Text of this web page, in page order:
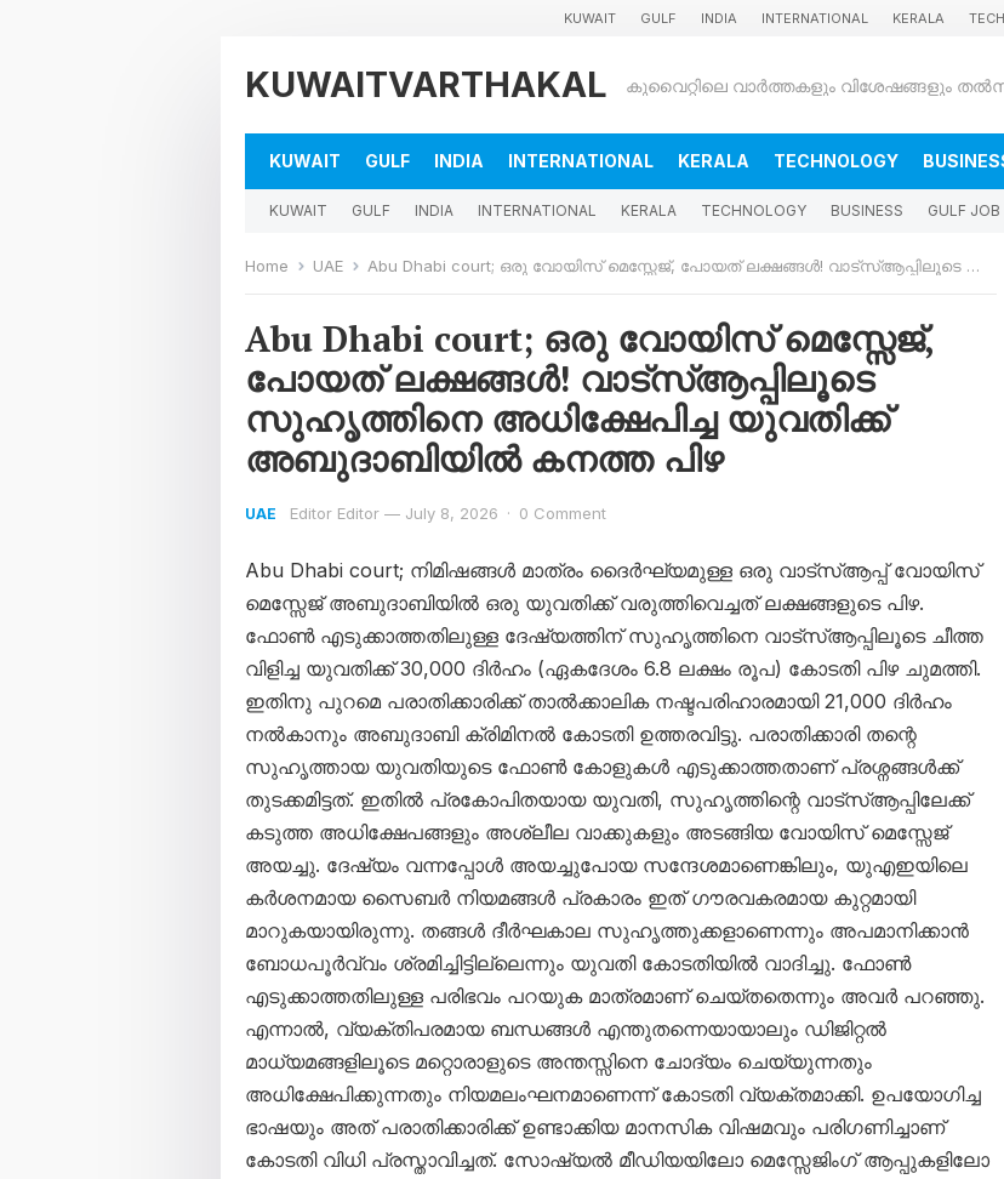
KUWAIT GULF INDIA INTERNATIONAL KERALA
KUWAITVARTHAKAL
KUWAIT GULF INDIA INTERNATIONAL KERALA TECHNOLOGY
KUWAIT GULF INDIA INTERNATIONAL KERALA TECHNOLOGY BUSINESS GULF JOB
Home UAE Abu Dhabi court; ഒരു വോയിസ് മെസ്സേജ്, പോയത് ലക്ഷങ്ങൾ! വാട്സ്ആപ്പിലൂടെ സുഹൃത്തിനെ അധിക്ഷേപിച്ച യുവതിക്ക് അബുദാബിയിൽ കനത്ത പിഴ
Abu Dhabi court; ഒരു വോയിസ് മെസ്സേജ്,
പോയത് ലക്ഷങ്ങൾ! വാട്സ്ആപ്പിലൂടെ
സുഹൃത്തിനെ അധിക്ഷേപിച്ച യുവതിക്ക്
അബുദാബിയിൽ കനത്ത പിഴ
UAE Editor Editor — July 8, 2026 · 0 Comment
Abu Dhabi court; നിമിഷങ്ങൾ മാത്രം ദൈർഘ്യമുള്ള ഒരു വാട്സ്ആപ്പ് വോയിസ്
മെസ്സേജ് അബുദാബിയിൽ ഒരു യുവതിക്ക് വരുത്തിവെച്ചത് ലക്ഷങ്ങളുടെ പിഴ.
ഫോൺ എടുക്കാത്തതിലുള്ള ദേഷ്യത്തിന് സുഹൃത്തിനെ വാട്സ്ആപ്പിലൂടെ ചീത്ത
വിളിച്ച യുവതിക്ക് 30,000 ദിർഹം (ഏകദേശം 6.8 ലക്ഷം രൂപ) കോടതി പിഴ ചുമത്തി.
ഇതിനു പുറമെ പരാതിക്കാരിക്ക് താൽക്കാലിക നഷ്ടപരിഹാരമായി 21,000 ദിർഹം
നൽകാനും അബുദാബി ക്രിമിനൽ കോടതി ഉത്തരവിട്ടു. പരാതിക്കാരി തന്റെ
സുഹൃത്തായ യുവതിയുടെ ഫോൺ കോളുകൾ എടുക്കാത്തതാണ് പ്രശ്നങ്ങൾക്ക്
തുടക്കമിട്ടത്. ഇതിൽ പ്രകോപിതയായ യുവതി, സുഹൃത്തിന്റെ വാട്സ്ആപ്പിലേക്ക്
കടുത്ത അധിക്ഷേപങ്ങളും അശ്ലീല വാക്കുകളും അടങ്ങിയ വോയിസ് മെസ്സേജ്
അയച്ചു. ദേഷ്യം വന്നപ്പോൾ അയച്ചുപോയ സന്ദേശമാണെങ്കിലും, യുഎഇയിലെ
കർശനമായ സൈബർ നിയമങ്ങൾ പ്രകാരം ഇത് ഗൗരവകരമായ കുറ്റമായി
മാറുകയായിരുന്നു. തങ്ങൾ ദീർഘകാല സുഹൃത്തുക്കളാണെന്നും അപമാനിക്കാൻ
ബോധപൂർവ്വം ശ്രമിച്ചിട്ടില്ലെന്നും യുവതി കോടതിയിൽ വാദിച്ചു. ഫോൺ
എടുക്കാത്തതിലുള്ള പരിഭവം പറയുക മാത്രമാണ് ചെയ്തതെന്നും അവർ പറഞ്ഞു.
എന്നാൽ, വ്യക്തിപരമായ ബന്ധങ്ങൾ എന്തുതന്നെയായാലും ഡിജിറ്റൽ
മാധ്യമങ്ങളിലൂടെ മറ്റൊരാളുടെ അന്തസ്സിനെ ചോദ്യം ചെയ്യുന്നതും
അധിക്ഷേപിക്കുന്നതും നിയമലംഘനമാണെന്ന് കോടതി വ്യക്തമാക്കി. ഉപയോഗിച്ച
ഭാഷയും അത് പരാതിക്കാരിക്ക് ഉണ്ടാക്കിയ മാനസിക വിഷമവും പരിഗണിച്ചാണ്
കോടതി വിധി പ്രസ്താവിച്ചത്. സോഷ്യൽ മീഡിയയിലോ മെസ്സേജിംഗ് ആപ്പുകളിലോ